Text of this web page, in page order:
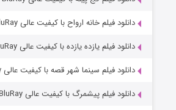
دانلود فیلم خانه ارواح با کیفیت عالی BluRay
دانلود فیلم یازده یازده با کیفیت عالی BluRay
دانلود فیلم سینما شهر قصه با کیفیت عالی BluRay
دانلود فیلم پیشمرگ با کیفیت عالی BluRay